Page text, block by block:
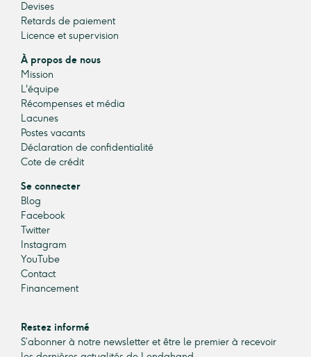
Devises
Retards de paiement
Licence et supervision
À propos de nous
Mission
L'équipe
Récompenses et média
Lacunes
Postes vacants
Déclaration de confidentialité
Cote de crédit
Se connecter
Blog
Facebook
Twitter
Instagram
YouTube
Contact
Financement
Restez informé
S’abonner à notre newsletter et être le premier à recevoir